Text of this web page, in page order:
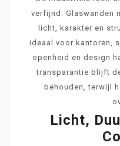
verfijnd. Glaswanden
licht, karakter en
ideaal voor kantoren,
openheid en design
transparantie blijft
behouden, terwijl
Licht,